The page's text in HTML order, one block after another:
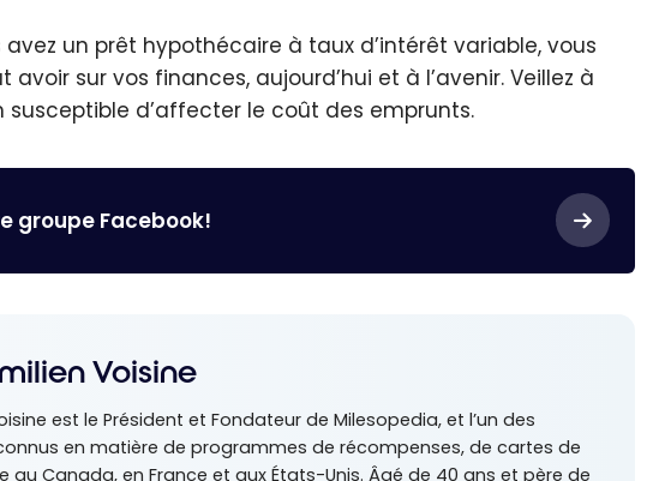
un prêt hypothécaire à taux d’intérêt variable, vous
sur vos finances, aujourd’hui et à l’avenir. Veillez à
d’affecter le coût des emprunts.
groupe Facebook!
Voisine
est le Président et Fondateur de Milesopedia, et l’un des
en matière de programmes de récompenses, de cartes de
au Canada, en France et aux États-Unis. Âgé de 40 ans et père de